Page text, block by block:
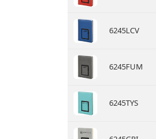
6245LCV
6245FUM
6245TYS